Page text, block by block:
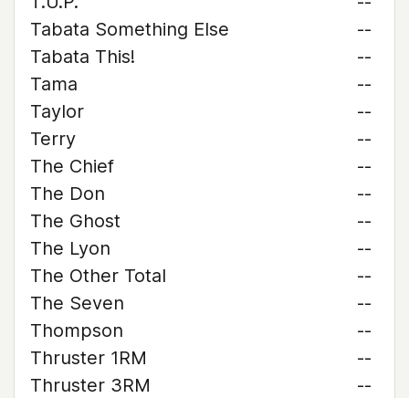
Tabata Something Else
--
Tabata This!
--
Tama
--
Taylor
--
Terry
--
The Chief
--
The Don
--
The Ghost
--
The Lyon
--
The Other Total
--
The Seven
--
Thompson
--
Thruster 1RM
--
Thruster 3RM
--